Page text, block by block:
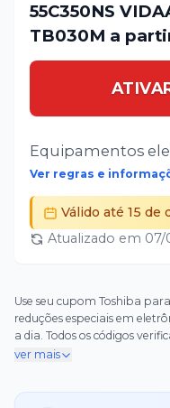
55C350NS
TB030M a
Equipamentos
Ver regras e
Válido até15 de
Atualizado em 07/
Use seu cupom Toshiba
reduções especiais em
a dia. Todos os códigos verificados são testados para garantir que
funcionem perfeitamente
ver mais